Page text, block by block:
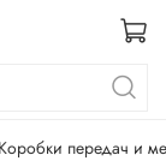
Коробки передач и